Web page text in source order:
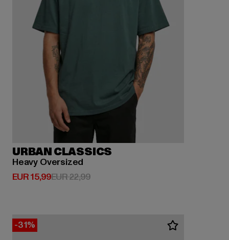
URBAN CLASSICS
Heavy Oversized
EUR 15,99
Huidige prijs: EUR 15,99
EUR 22,99Actieprijs: EUR 22,99
-31%